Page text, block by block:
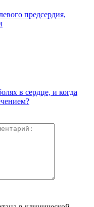
предсердия,
в сердце, и когда